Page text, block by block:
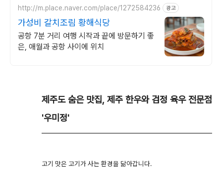
http://m.place.naver.com/place/1272584236 광고
가성비 갈치조림 황해식당
공항 7분 거리 여행 시작과 끝에 방문하기 좋
은, 애월과 공항 사이에 위치
제주도 숨은 맛집, 제주 한우와 검정 육우 전문점
'우미정'
고기 맛은 고기가 사는 환경을 닮아갑니다.